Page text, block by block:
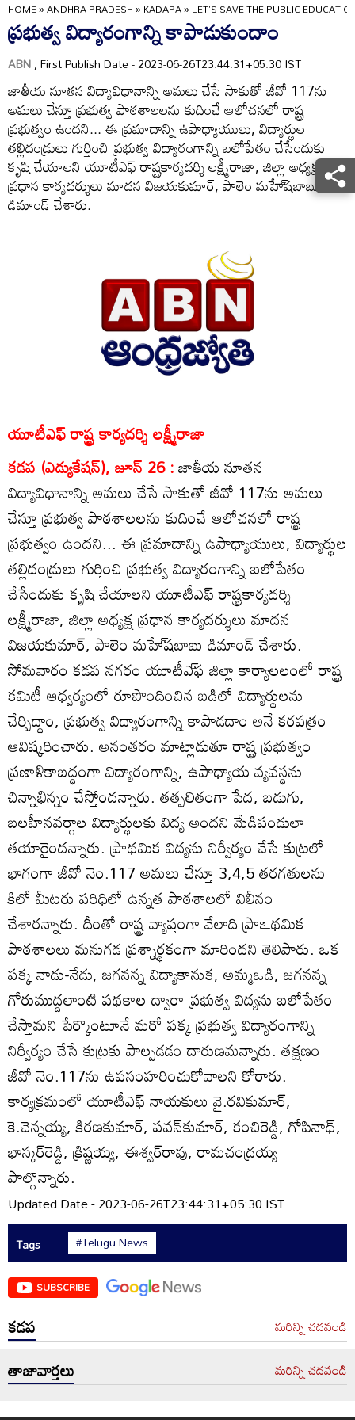
HOME»ANDHRA PRADESH»KADAPA»LET'S SAVE THE PUBLIC
ప్రభుత్వ విద్యారంగాన్ని కాపాడుకుందాం
ABN, First Publish Date - 2023-06-26T23:44:31+05:30 IST
జాతీయ నూతన విద్యావిధానాన్ని అమలు చేసే సాకుతో జీవో 117ను
అమలు చేస్తూ ప్రభుత్వ పాఠశాలలను కుదించే ఆలోచనలో రాష్ట్ర
ప్రభుత్వం ఉందని... ఈ ప్రమాదాన్ని ఉపాధ్యాయులు, విద్యార్థుల
తల్లిదండ్రులు గుర్తించి ప్రభుత్వ విద్యారంగాన్ని బలోపేతం చేసేందుకు
కృషి చేయాలని యూటీఎఫ్‌ రాష్ట్రకార్యదర్శి లక్ష్మీరాజా, జిల్లా అధ్యక్ష
ప్రధాన కార్యదర్శులు మాదన విజయకుమార్‌, పాలెం మహే్‌షబాబు
డిమాండ్‌ చేశారు.
యూటీఎఫ్‌ రాష్ట్ర కార్యదర్శి లక్ష్మీరాజా
కడప (ఎడ్యుకేషన్‌), జూన్‌ 26 :జాతీయ నూతన
విద్యావిధానాన్ని అమలు చేసే సాకుతో జీవో 117ను అమలు
చేస్తూ ప్రభుత్వ పాఠశాలలను కుదించే ఆలోచనలో రాష్ట్ర
ప్రభుత్వం ఉందని... ఈ ప్రమాదాన్ని ఉపాధ్యాయులు, విద్యార్థుల
తల్లిదండ్రులు గుర్తించి ప్రభుత్వ విద్యారంగాన్ని బలోపేతం
చేసేందుకు కృషి చేయాలని యూటీఎఫ్‌ రాష్ట్రకార్యదర్శి
లక్ష్మీరాజా, జిల్లా అధ్యక్ష ప్రధాన కార్యదర్శులు మాదన
విజయకుమార్‌, పాలెం మహే్‌షబాబు డిమాండ్‌ చేశారు.
సోమవారం కడప నగరం యూటీఎ్‌ఫ జిల్లా కార్యాలలంలో రాష్ట్ర
కమిటీ ఆధ్వర్యంలో రూపొందించిన బడిలో విద్యార్థులను
చేర్పిద్దాం, ప్రభుత్వ విద్యారంగాన్ని కాపాడదాం అనే కరపత్రం
ఆవిష్కరించారు. అనంతరం మాట్లాడుతూ రాష్ట్ర ప్రభుత్వం
ప్రణాళికాబద్ధంగా విద్యారంగాన్ని, ఉపాధ్యాయ వ్యవస్థను
చిన్నాభిన్నం చేస్తోందన్నారు. తత్ఫలితంగా పేద, బడుగు,
బలహీనవర్గాల విద్యార్థులకు విద్య అందని మేడిపండులా
తయారైందన్నారు. ప్రాథమిక విద్యను నిర్వీర్యం చేసే కుట్రలో
భాగంగా జీవో నెం.117 అమలు చేస్తూ 3,4,5 తరగతులను
కిలో మీటరు పరిధిలో ఉన్నత పాఠశాలలో విలీనం
చేశారన్నారు. దీంతో రాష్ట్ర వ్యాప్తంగా వేలాది ప్రాఽథమిక
పాఠశాలలు మనుగడ ప్రశ్నార్థకంగా మారిందని తెలిపారు. ఒక
పక్క నాడు-నేడు, జగనన్న విద్యాకానుక, అమ్మఒడి, జగనన్న
గోరుముద్దలాంటి పథకాల ద్వారా ప్రభుత్వ విద్యను బలోపేతం
చేస్తామని పేర్కొంటూనే మరో పక్క ప్రభుత్వ విద్యారంగాన్ని
నిర్వీర్యం చేసే కుట్రకు పాల్పడడం దారుణమన్నారు. తక్షణం
జీవో నెం.117ను ఉపసంహరించుకోవాలని కోరారు.
కార్యక్రమంలో యూటీఎఫ్‌ నాయకులు వై.రవికుమార్‌,
కె.చెన్నయ్య, కిరణకుమార్‌, పవన్‌కుమార్‌, కంచిరెడ్డి, గోపినాధ్‌,
భాస్కర్‌రెడ్డి, క్రిష్ణయ్య, ఈశ్వర్‌రావు, రామచంద్రయ్య
పాల్గొన్నారు.
Updated Date - 2023-06-26T23:44:31+05:30 IST
Tags #Telugu News
SUBSCRIBE
కడప మరిన్ని చదవండి
తాజావార్తలు మరిన్ని చదవండి